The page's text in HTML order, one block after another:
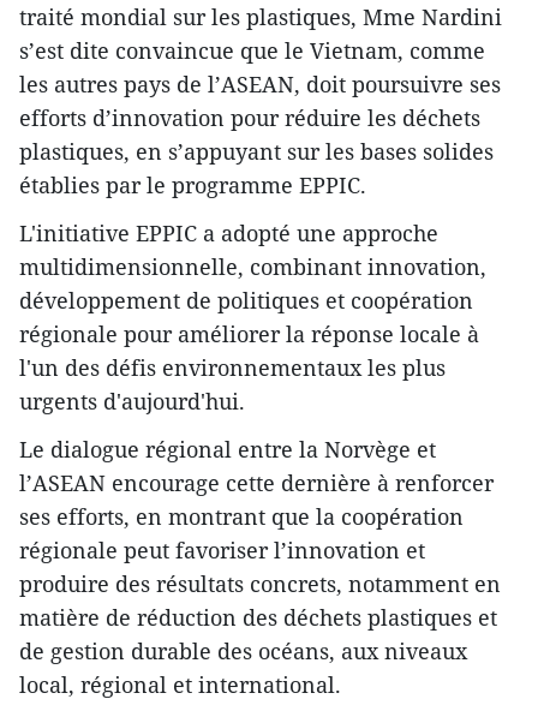
traité mondial sur les plastiques, Mme Nardini
s’est dite convaincue que le Vietnam, comme
les autres pays de l’ASEAN, doit poursuivre ses
efforts d’innovation pour réduire les déchets
plastiques, en s’appuyant sur les bases solides
établies par le programme EPPIC.
L'initiative EPPIC a adopté une approche
multidimensionnelle, combinant innovation,
développement de politiques et coopération
régionale pour améliorer la réponse locale à
l'un des défis environnementaux les plus
urgents d'aujourd'hui.
Le dialogue régional entre la Norvège et
l’ASEAN encourage cette dernière à renforcer
ses efforts, en montrant que la coopération
régionale peut favoriser l’innovation et
produire des résultats concrets, notamment en
matière de réduction des déchets plastiques et
de gestion durable des océans, aux niveaux
local, régional et international.